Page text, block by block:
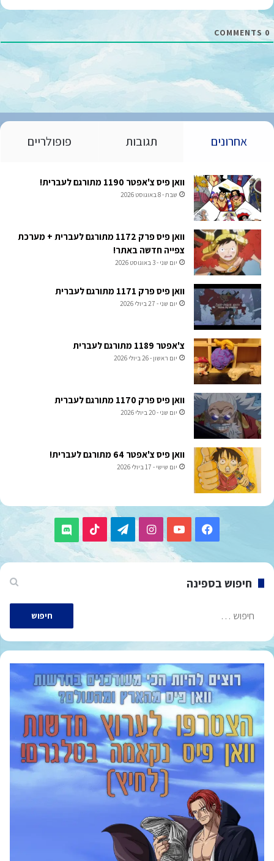
ל
*
0
COMMENTS
אחרונים תגובות פופולריים
וואן פיס צ'אפטר 1190 מתורגם לעברית!
שבת - 8 באוגוסט 2026
וואן פיס פרק 1172 מתורגם לעברית + מערכת
צפייה חדשה באתר!
יום שני - 3 באוגוסט 2026
וואן פיס פרק 1171 מתורגם לעברית
יום שני - 27 ביולי 2026
צ'אפטר 1189 מתורגם לעברית
יום ראשון - 26 ביולי 2026
וואן פיס פרק 1170 מתורגם לעברית
יום שני - 20 ביולי 2026
וואן פיס צ'אפטר 64 מתורגם לעברית!
יום שישי - 17 ביולי 2026
Facebook
YouTube
Instagram
Telegram
TikTok
Discord
חיפוש בספינה
חיפוש: